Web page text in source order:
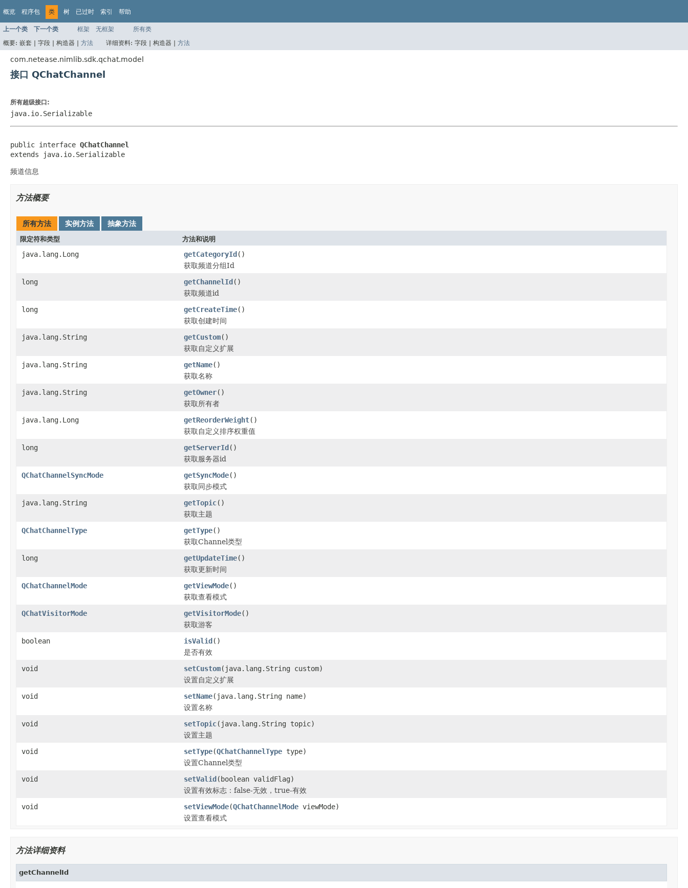
概览 程序包 类 树 已过时 索引 帮助
上一个类 下一个类 框架 无框架
所有类
概要: 嵌套 | 字段 | 构造器 | 方法 详细资料: 字段 | 构造器 | 方法
com.netease.nimlib.sdk.qchat.model
接口 QChatChannel
所有超级接口:
java.io.Serializable
public interface QChatChannel
extends java.io.Serializable
频道信息
方法概要
所有方法 实例方法 抽象方法
限定符和类型 方法和说明
java.lang.Long getCategoryId()
获取频道分组Id
long
getChannelId()
获取频道id
long
getCreateTime()
获取创建时间
java.lang.String
getCustom()
获取自定义扩展
java.lang.String
getName()
获取名称
java.lang.String
getOwner()
获取所有者
java.lang.Long
getReorderWeight()
获取自定义排序权重值
long
getServerId()
获取服务器id
QChatChannelSyncMode
getSyncMode()
获取同步模式
java.lang.String
getTopic()
获取主题
QChatChannelType
getType()
获取Channel类型
long
getUpdateTime()
获取更新时间
QChatChannelMode
getViewMode()
获取查看模式
QChatVisitorMode
getVisitorMode()
获取游客
boolean
isValid()
是否有效
void
setCustom(java.lang.String custom)
设置自定义扩展
void
setName(java.lang.String name)
设置名称
void
setTopic(java.lang.String topic)
设置主题
void
setType(QChatChannelType type)
设置Channel类型
void
setValid(boolean validFlag)
设置有效标志：false-无效，true-有效
void
setViewMode(QChatChannelMode viewMode)
设置查看模式
方法详细资料
getChannelId